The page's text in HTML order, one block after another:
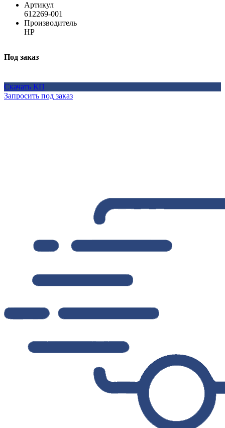
Артикул
612269-001
Производитель
HP
Под заказ
Скачать КП
Запросить под заказ